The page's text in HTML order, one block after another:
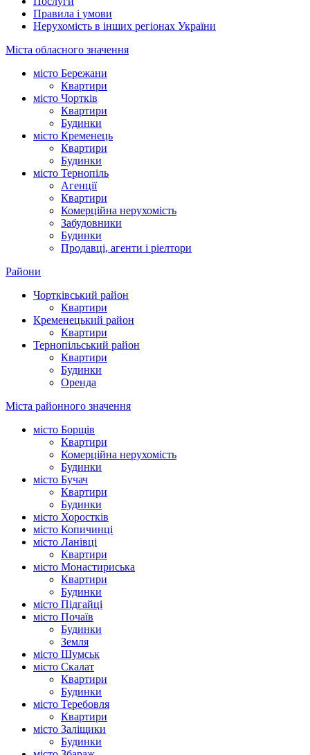
Правила і умови
Нерухомість в інших регіонах України
Міста обласного значення
місто Бережани
Квартири
місто Чортків
Квартири
Будинки
місто Кременець
Квартири
Будинки
місто Тернопіль
Агенції
Квартири
Комерційна нерухомість
Забудовники
Будинки
Продавці, агенти і ріелтори
Райони
Чортківський район
Квартири
Кременецький район
Квартири
Тернопільський район
Квартири
Будинки
Оренда
Міста районного значення
місто Борщів
Квартири
Комерційна нерухомість
Будинки
місто Бучач
Квартири
Будинки
місто Хоростків
місто Копичинці
місто Ланівці
Квартири
місто Монастириська
Квартири
Будинки
місто Підгайці
місто Почаїв
Будинки
Земля
місто Шумськ
місто Скалат
Квартири
Будинки
місто Теребовля
Квартири
місто Залiщики
Будинки